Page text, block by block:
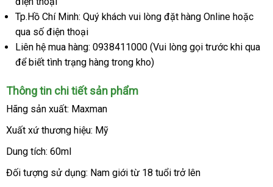
Tp.Hồ Chí Minh: Quý khách bảng
vui lòng đặt hàng Online quà
hoặc
qua số điện thoại
Liên hệ mua hàng: 0938411000 (Vui lòng gọi trước khi qua
để biết tình trạng hàng trong kho)
Thông tin chi tiết sản phẩm
Hãng sản xuất: Maxman
Xuất xứ thương hiệu: Mỹ
Dung tích: 60ml
Đối tượng sử dụng: Nam giới từ 18 tuổi trở lên